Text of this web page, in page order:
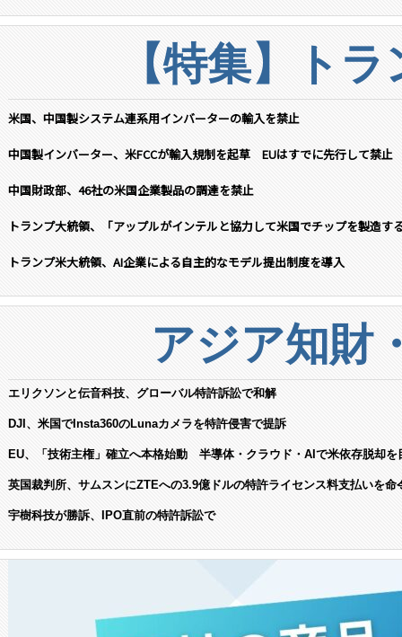
【特集】ト
米国、中国製システム連系用インバーターの輸入を禁止
中国製インバーター、米FCCが輸入規制を起草 EUはすでに先行して禁止
中国財政部、46社の米国企業製品の調達を禁止
トランプ大統領、「アップルがインテルと協力して米国でチップを製造す
トランプ米大統領、AI企業による自主的なモデル提出制度を導入
アジア知財
エリクソンと伝音科技、グローバル特許訴訟で和解
DJI、米国でInsta360のLunaカメラを特許侵害で提訴
EU、「技術主権」確立へ本格始動 半導体・クラウド・AIで米依存脱却を
英国裁判所、サムスンにZTEへの3.9億ドルの特許ライセンス料支払いを命
宇樹科技が勝訴、IPO直前の特許訴訟で